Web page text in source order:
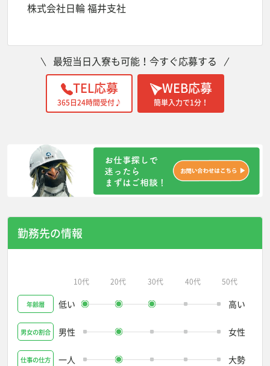
株式会社日輪 福井支社
最短当日入寮も可能！今すぐ応募する
WEB応募
簡単入力で1分！
TEL応募
365日24時間受付♪
勤務先の情報
10代 20代 30代 40代 50代
年齢層 低い 高い
男女の割合 男性 女性
仕事の仕方 一人 大勢